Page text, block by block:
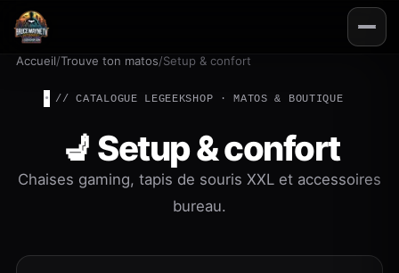
Accueil/Trouve ton matos/Setup & confort
// CATALOGUE LEGEEKSHOP · MATOS & BOUTIQUE
💺 Setup & confort
Chaises gaming, tapis de souris XXL et accessoires
bureau.